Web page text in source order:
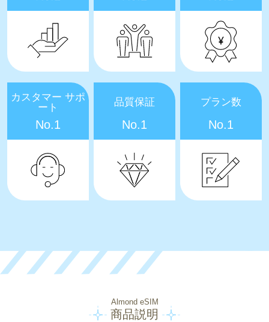
カスタマー サポ
ート
No.1
品質保証
No.1
プラン数
No.1
Almond eSIM
商品説明